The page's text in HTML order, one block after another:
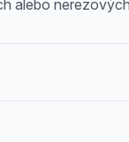
alebo